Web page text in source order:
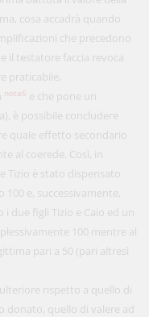
cosa accadrà quando
che precedono
il testatore faccia revoca
praticabile,
nota6 e che pone un
è possibile concludere
quale effetto secondario
al coerede. Così, in
Tizio è stato dispensato
e, successivamente,
due figli Tizio e Caio ed un
100 mentre al
pari a 50 (pari altresì
rispetto a quello di
quello di valere ad